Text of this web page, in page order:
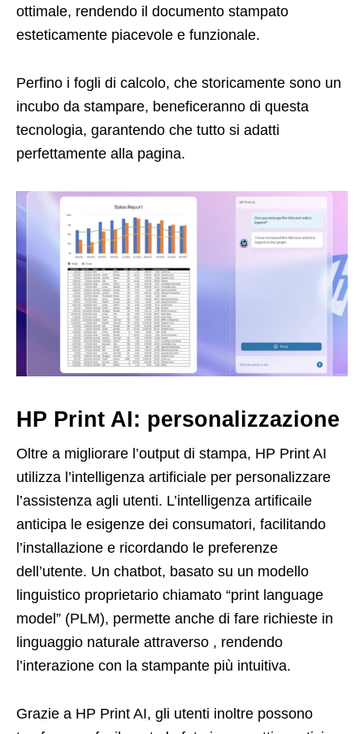
ottimale, rendendo il documento stampato
esteticamente piacevole e funzionale.
Perfino i fogli di calcolo, che storicamente sono un
incubo da stampare, beneficeranno di questa
tecnologia, garantendo che tutto si adatti
perfettamente alla pagina.
HP Print AI: personalizzazione
Oltre a migliorare l’output di stampa, HP Print AI
utilizza l’intelligenza artificiale per personalizzare
l’assistenza agli utenti. L’intelligenza artificaile
anticipa le esigenze dei consumatori, facilitando
l’installazione e ricordando le preferenze
dell’utente. Un chatbot, basato su un modello
linguistico proprietario chiamato “print language
model” (PLM), permette anche di fare richieste in
linguaggio naturale attraverso , rendendo
l’interazione con la stampante più intuitiva.
Grazie a HP Print AI, gli utenti inoltre possono